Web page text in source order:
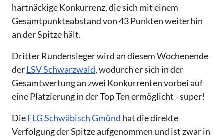
hartnäckige Konkurrenz, die sich mit einem
Gesamtpunkteabstand von 43 Punkten weiterhin
an der Spitze hält.
Dritter Rundensieger wird an diesem Wochenende
derLSV Schwarzwald, wodurch er sich in der
Gesamtwertung an zwei Konkurrenten vorbei auf
eine Platzierung in der Top Ten ermöglicht - super!
DieFLG Schwäbisch Gmünd hat die direkte
Verfolgung der Spitze aufgenommen und ist zwar in